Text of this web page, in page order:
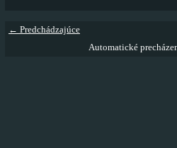
← Predchádzajúce
Automatické